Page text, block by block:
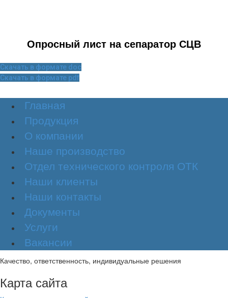
Опросный лист на сепаратор CЦВ
Скачать в формате doc
Скачать в формате pdf
Главная
Продукция
О компании
Наше производство
Отдел технического контроля ОТК
Наши клиенты
Наши контакты
Документы
Услуги
Вакансии
Качество, ответственность, индивидуальные решения
Карта сайта